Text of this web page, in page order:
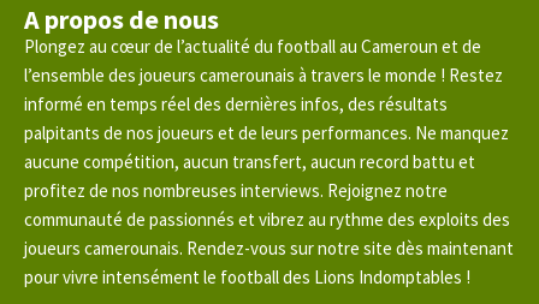
A propos de nous
Plongez au cœur de l’actualité du football au Cameroun et de
l’ensemble des joueurs camerounais à travers le monde ! Restez
informé en temps réel des dernières infos, des résultats
palpitants de nos joueurs et de leurs performances. Ne manquez
aucune compétition, aucun transfert, aucun record battu et
profitez de nos nombreuses interviews. Rejoignez notre
communauté de passionnés et vibrez au rythme des exploits des
joueurs camerounais. Rendez-vous sur notre site dès maintenant
pour vivre intensément le football des Lions Indomptables !